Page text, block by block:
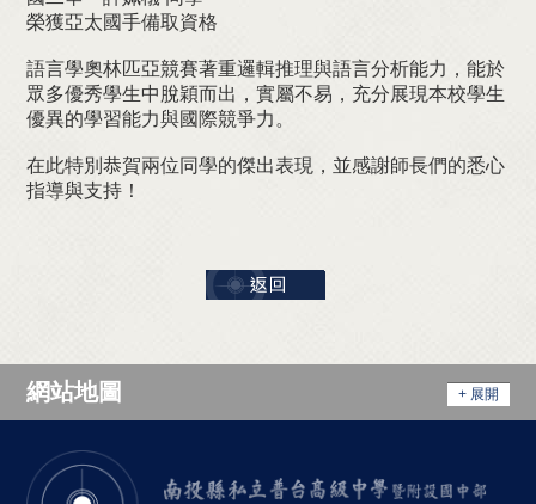
榮獲亞太國手備取資格
語言學奧林匹亞競賽著重邏輯推理與語言分析能力，能於
眾多優秀學生中脫穎而出，實屬不易，充分展現本校學生
優異的學習能力與國際競爭力。
在此特別恭賀兩位同學的傑出表現，並感謝師長們的悉心
指導與支持！
網站地圖 + 展開